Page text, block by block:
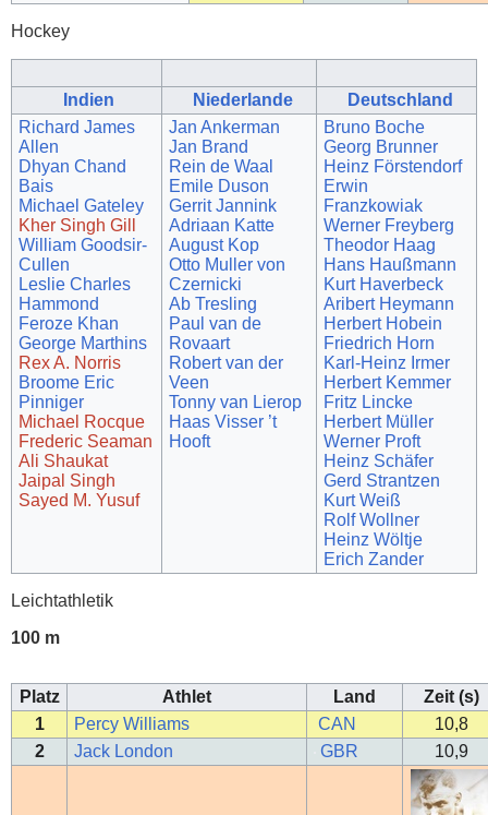
Hockey
Indien Niederlande
Deutschland
Richard James
Allen
Dhyan Chand
Bais
Michael Gateley
Kher Singh Gill
William Goodsir-
Cullen
Leslie Charles
Hammond
Feroze Khan
George Marthins
Rex A. Norris
Broome Eric
Pinniger
Michael Rocque
Frederic Seaman
Ali Shaukat
Jaipal Singh
Sayed M. Yusuf
Jan Ankerman
Jan Brand
Rein de Waal
Emile Duson
Gerrit Jannink
Adriaan Katte
August Kop
Otto Muller von
Czernicki
Ab Tresling
Paul van de
Rovaart
Robert van der
Veen
Tonny van Lierop
Haas Visser ’t
Hooft
Bruno Boche
Georg Brunner
Heinz Förstendorf
Erwin
Franzkowiak
Werner Freyberg
Theodor Haag
Hans Haußmann
Kurt Haverbeck
Aribert Heymann
Herbert Hobein
Friedrich Horn
Karl-Heinz Irmer
Herbert Kemmer
Fritz Lincke
Herbert Müller
Werner Proft
Heinz Schäfer
Gerd Strantzen
Kurt Weiß
Rolf Wollner
Heinz Wöltje
Erich Zander
Leichtathletik
100 m
Platz Athlet Land
Zeit (s)
1
Percy Williams CAN
10,8
2
Jack London GBR 10,9